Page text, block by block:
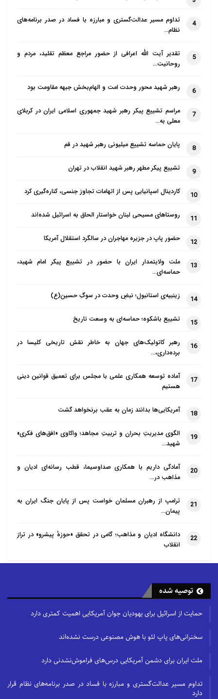
4
تداوم مسیر عدالت‌گستری و مبارزه با فساد در صدر برنامه‌های
نظام…
5
تقدیر آیت الله اعرافی از حضور مراجع معظم تقلید، مردم و
روحانیت…
6 رهبر شهید محور وحدت امت و الهام‌بخش جبهه مقاومت بود
7
مراسم تشییع پیکر رهبر شهید جمهوری اسلامی ایران در کربلای
معلی به…
8 پایان حماسه تشییع میلیونی رهبر شهید در قم
9 تشییع پیکر مطهر رهبر شهید انقلاب در تهران
10 کاردینال اسپانیایی پس از اتهامات تجاوز جنسی، کناره‌گیری کرد
11 روستاهای مسیحی لبنان خواستار الحاق به اسرائیل شده‌اند
12 حضور پاپ در جزیره مهاجران در سالگرد استقلال آمریکا
13
ملت ولایتمدار ایران با حضور در تشییع پیکر امام شهید،
حماسه‌ای…
14 زینبیه‌ی استانبول؛ نبضِ وحدت در سوگِ حسین(ع)
15 تشییع باشکوه؛ حماسه‌ای به وسعت تاریخ
16
رهبر کاتولیک‌های جهان به خاطر نقش تاریخی کلیسا در
برده‌داری،…
17
آماده توسعه همکاری علمی با مجلس برای تعمیق قوانین دینی
هستیم
18 آمریکایی‌ها بدانند زمان به عقب برنخواهد گشت
19
الگوی مدیریتِ بحران و تربیتِ مجاهد؛ واکاوی «افق‌های فکری»
شهید…
20
آمادگی داریم با همکاری صداوسیما، قطب رسانه‌ای ادیان و
مذاهب در…
21
ترامپ از رهبران مسلمان خواست پس از پایان جنگ ایران به
پیمان…
22
دانشگاه ادیان و مذاهب؛ گامی در تحقق «حوزهٔ پیشرو» در تراز
انقلاب
توصیه شده
حمایت از اسرائیل برای یهودیان جوان آمریکایی اهمیت کمتری دارد
سخنرانی‌های پاپ لئو با هوش مصنوعی درست نشده‌اند
ملت ایران برای دشمن آمریکایی درس‌های فراموش‌نشدنی دارد
تداوم مسیر عدالت‌گستری و مبارزه با فساد در صدر برنامه‌های نظام قرار
دارد